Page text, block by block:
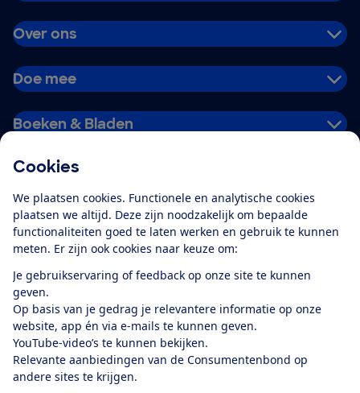
Cookies
We plaatsen cookies. Functionele en analytische cookies
plaatsen we altijd. Deze zijn noodzakelijk om bepaalde
functionaliteiten goed te laten werken en gebruik te kunnen
meten. Er zijn ook cookies naar keuze om:
Je gebruikservaring of feedback op onze site te kunnen
geven.
Op basis van je gedrag je relevantere informatie op onze
website, app én via e-mails te kunnen geven.
YouTube-video’s te kunnen bekijken.
Relevante aanbiedingen van de Consumentenbond op
andere sites te krijgen.
Over ons
Doe mee
Boeken & Bladen
Alles over de
app
Algemene Voorwaarden
Privacyverklaring
Cookiebeleid
Privacyvoorkeuren
Toegankelijkheid